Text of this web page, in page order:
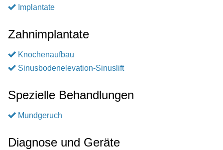
Implantate
Zahnimplantate
Knochenaufbau
Sinusbodenelevation-Sinuslift
Spezielle Behandlungen
Mundgeruch
Diagnose und Geräte